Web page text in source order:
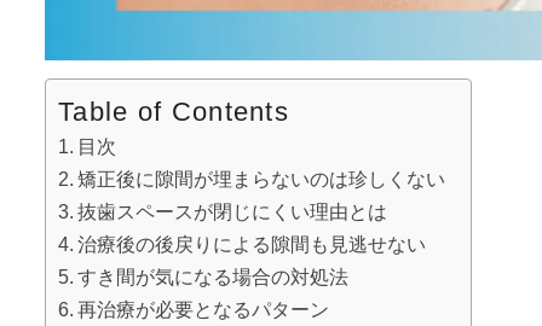
Table of Contents
目次
矯正後に隙間が埋まらないのは珍しくない
抜歯スペースが閉じにくい理由とは
治療後の後戻りによる隙間も見逃せない
すき間が気になる場合の対処法
再治療が必要となるパターン